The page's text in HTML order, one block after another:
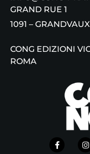
GRAND RUE 1
1091 –
CONG EDIZIONI
ROMA